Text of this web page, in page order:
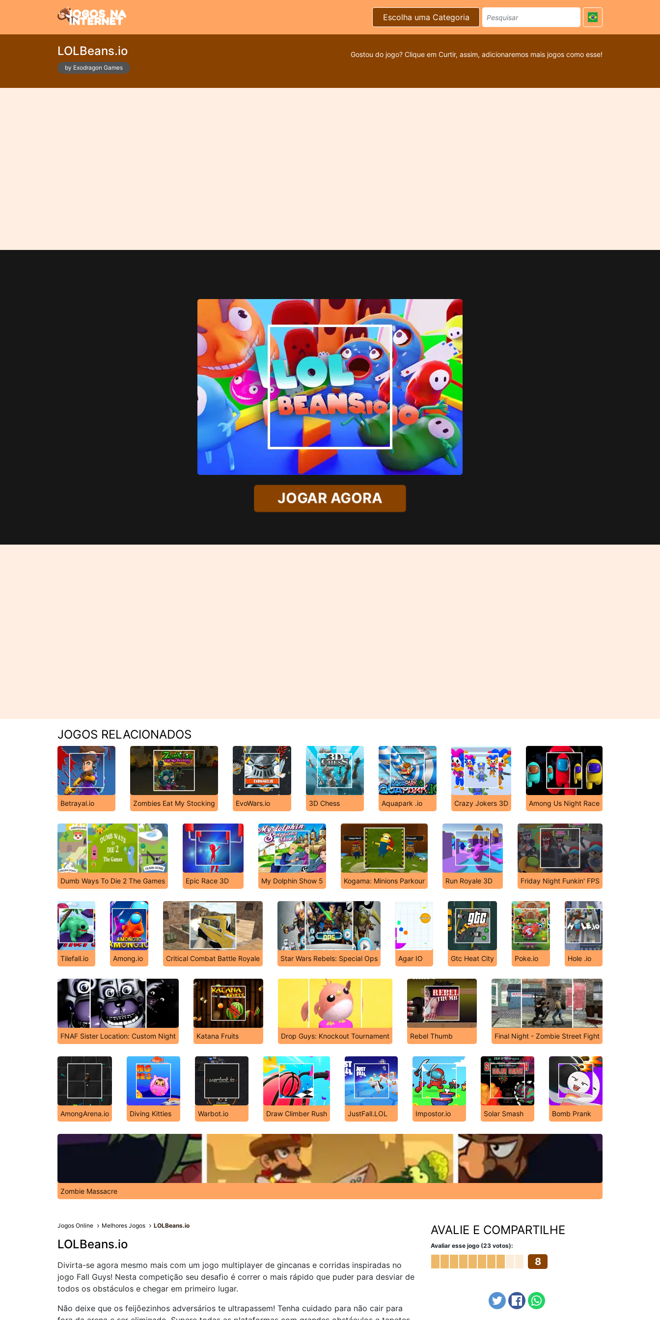
Escolha uma Categoria
LOLBeans.io
by Exodragon Games
Gostou do jogo? Clique em Curtir, assim, adicionaremos mais jogos como esse!
JOGAR AGORA
JOGOS RELACIONADOS
Betrayal.io Zombies Eat My Stocking EvoWars.io 3D Chess Aquapark .io Crazy Jokers 3D Among Us Night Race
Dumb Ways To Die 2 The Games Epic Race 3D My Dolphin Show 5 Kogama: Minions Parkour Run Royale 3D Friday Night Funkin' FPS
Tilefall.io Among.io Critical Combat Battle Royale Star Wars Rebels: Special Ops Agar IO Gtc Heat City Poke.io Hole .io
FNAF Sister Location: Custom Night Katana Fruits Drop Guys: Knockout Tournament Rebel Thumb Final Night - Zombie Street Fight
AmongArena.io Diving Kitties Warbot.io Draw Climber Rush JustFall.LOL Impostor.io Solar Smash Bomb Prank
Zombie Massacre
Jogos Online Melhores Jogos LOLBeans.io
LOLBeans.io
Divirta-se agora mesmo mais com um jogo multiplayer de gincanas e corridas inspiradas no
jogo Fall Guys! Nesta competição seu desafio é correr o mais rápido que puder para desviar de
todos os obstáculos e chegar em primeiro lugar.
Não deixe que os feijõezinhos adversários te ultrapassem! Tenha cuidado para não cair para
AVALIE E COMPARTILHE
Avaliar esse jogo (23 votos):
8